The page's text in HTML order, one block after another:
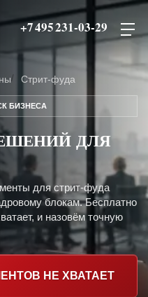
+7 495 231-03-29
Стрит-фуда
БИЗНЕСА
ДЛЯ
для стрит-фуда
блокам. Бесплатно
и назовём точную
НЕ ХВАТАЕТ